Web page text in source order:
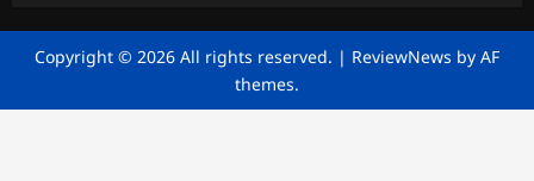
Copyright © 2026 All rights reserved. | ReviewNews by AF
themes.